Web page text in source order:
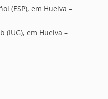
(ESP), em Huelva –
(IUG), em Huelva –